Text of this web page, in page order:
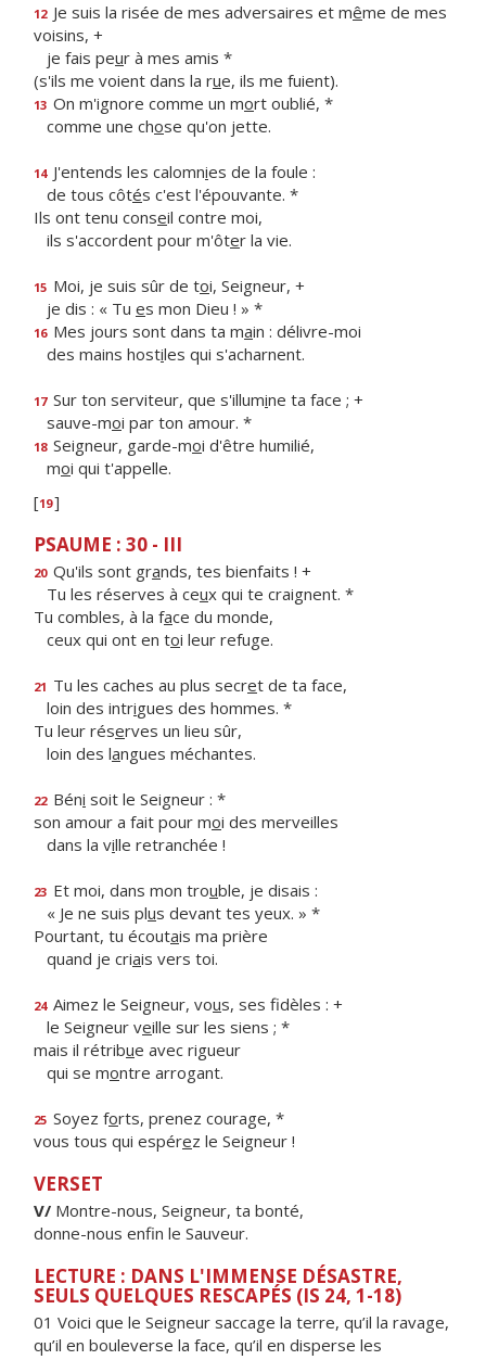
12 Je suis la risée de mes adversaires et même de mes
voisins, +
je fais peur à mes amis *
(s'ils me voient dans la rue, ils me fuient).
13 On m'ignore comme un mort oublié, *
comme une chose qu'on jette.
14 J'entends les calomnies de la foule :
de tous côtés c'est l'épouvante. *
Ils ont tenu conseil contre moi,
ils s'accordent pour m'ôter la vie.
15 Moi, je suis sûr de toi, Seigneur, +
je dis : « Tu es mon Dieu ! » *
16 Mes jours sont dans ta main : délivre-moi
des mains hostiles qui s'acharnent.
17 Sur ton serviteur, que s'illumine ta face ; +
sauve-moi par ton amour. *
18 Seigneur, garde-moi d'être humilié,
moi qui t'appelle.
[19]
PSAUME : 30 - III
20 Qu'ils sont grands, tes bienfaits ! +
Tu les réserves à ceux qui te craignent. *
Tu combles, à la face du monde,
ceux qui ont en toi leur refuge.
21 Tu les caches au plus secret de ta face,
loin des intrigues des hommes. *
Tu leur réserves un lieu sûr,
loin des langues méchantes.
22 Béni soit le Seigneur : *
son amour a fait pour moi des merveilles
dans la ville retranchée !
23 Et moi, dans mon trouble, je disais :
« Je ne suis plus devant tes yeux. » *
Pourtant, tu écoutais ma prière
quand je criais vers toi.
24 Aimez le Seigneur, vous, ses fidèles : +
le Seigneur veille sur les siens ; *
mais il rétribue avec rigueur
qui se montre arrogant.
25 Soyez forts, prenez courage, *
vous tous qui espérez le Seigneur !
VERSET
V/ Montre-nous, Seigneur, ta bonté,
donne-nous enfin le Sauveur.
LECTURE : DANS L'IMMENSE DÉSASTRE,
SEULS QUELQUES RESCAPÉS (IS 24, 1-18)
01 Voici que le Seigneur saccage la terre, qu’il la ravage,
qu’il en bouleverse la face, qu’il en disperse les